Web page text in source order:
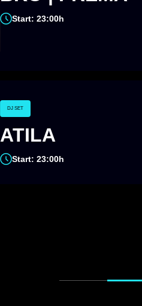
Start: 23:00h
DJ SET
ATILA
Start: 23:00h